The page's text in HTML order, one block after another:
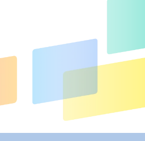
営業職／A.Yさん